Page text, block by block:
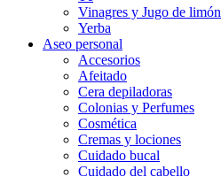
Vinagres y Jugo de limón
Yerba
Aseo personal
Accesorios
Afeitado
Cera depiladoras
Colonias y Perfumes
Cosmética
Cremas y lociones
Cuidado bucal
Cuidado del cabello